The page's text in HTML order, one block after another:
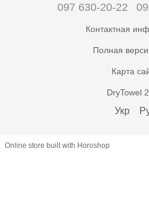
097 630-20-22
Контактная
Полная
Карта
DryTowel
Укр
Online store built with Horoshop